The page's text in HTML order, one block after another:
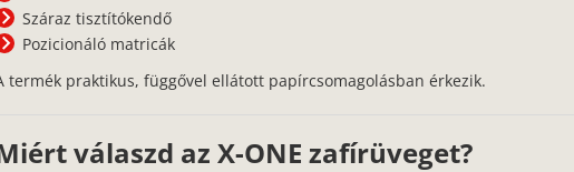
Száraz tisztítókendő
Pozicionáló matricák
termék praktikus, függővel ellátott papírcsomagolásban érkezik.
válaszd az X-ONE zafírüveget?